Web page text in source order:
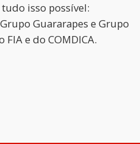
isso possível:
Guararapes e Grupo
e do COMDICA.